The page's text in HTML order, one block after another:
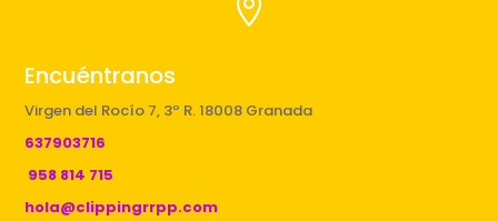

Encuéntranos
Virgen del Rocío 7, 3º R. 18008 Granada
637903716
958 814 715
hola@clippingrrpp.com